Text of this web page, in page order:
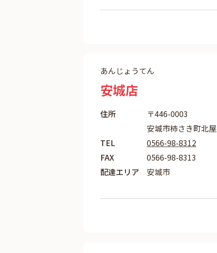
あんじょうてん
安城店
住所
〒446-0003
安城市柿さき町北
TEL
0566-98-8312
FAX
0566-98-8313
配達エリア
安城市